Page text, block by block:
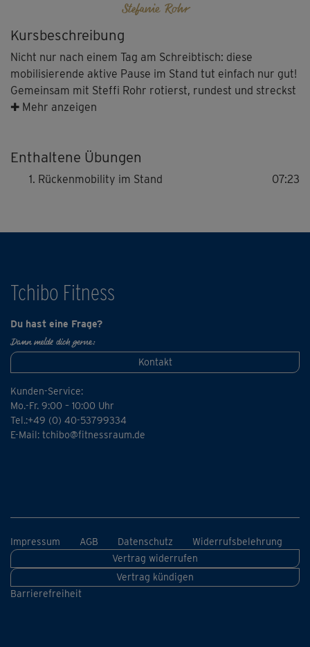
Kursbeschreibung
Nicht nur nach einem Tag am Schreibtisch: diese
mobilisierende aktive Pause im Stand tut einfach nur gut!
Gemeinsam mit Steffi Rohr rotierst, rundest und streckst
du deinen Rücken, bringst Weite in deinen Herzraum und
✚ Mehr anzeigen
Enthaltene Übungen
Rückenmobility im Stand 07:23
Stefanie Rohr
Tchibo Fitness
Du hast eine Frage?
Dann melde dich gerne:
Kontakt
Kunden-Service:
Mo.-Fr. 9:00 – 10:00 Uhr
Tel.:+49 (0) 40-53799334
E-Mail: tchibo@fitnessraum.de
Impressum AGB Datenschutz
Widerrufsbelehrung
Vertrag widerrufen
Vertrag kündigen
Barrierefreiheit